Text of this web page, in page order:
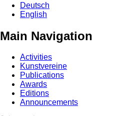
Deutsch
English
Main Navigation
Activities
Kunstvereine
Publications
Awards
Editions
Announcements